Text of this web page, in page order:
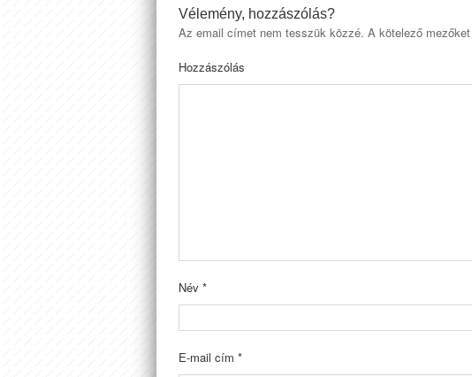
Vélemény, hozzászólás?
Az email címet nem tesszük közzé. A kötelező mezőket
Hozzászólás
Név *
E-mail cím *